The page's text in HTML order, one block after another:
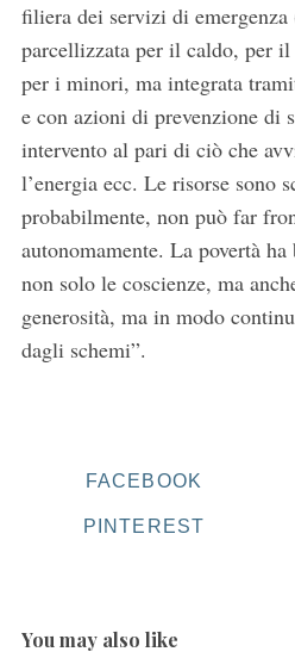
filiera dei servizi di emergenza
parcellizzata per il caldo, per
per i minori, ma integrata
e con azioni di prevenzione di
intervento al pari di ciò che
l’energia ecc. Le risorse sono
probabilmente, non può far
autonomamente. La povertà
non solo le coscienze, ma
generosità, ma in modo
dagli schemi”.
FACEBOOK
PINTEREST
You may also like
a